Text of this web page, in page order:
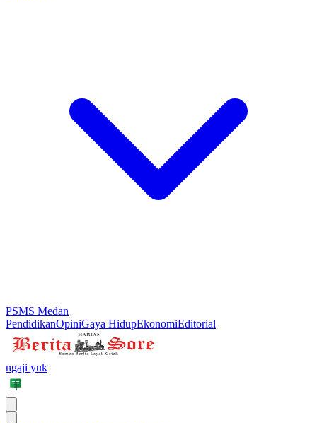
PSMS Medan
PendidikanOpiniGaya HidupEkonomiEditorial
ngaji yuk